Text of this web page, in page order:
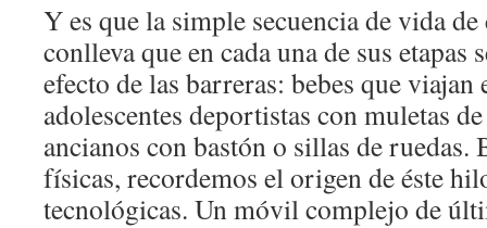
Y es que la simple secuencia de vida
conlleva que en cada una de sus etapas
efecto de las barreras: bebes que
adolescentes deportistas con muletas
ancianos con bastón o sillas de ruedas.
físicas, recordemos el origen de éste
tecnológicas. Un móvil complejo de